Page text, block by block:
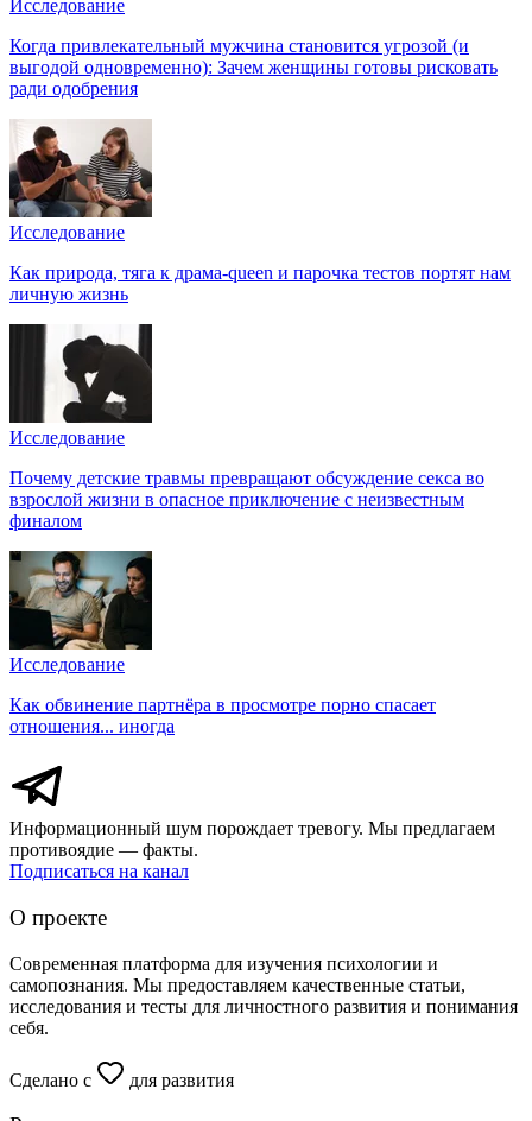
Исследование
Когда привлекательный мужчина становится угрозой (и
выгодой одновременно): Зачем женщины готовы рисковать
ради одобрения
Исследование
Как природа, тяга к драма-queen и парочка тестов портят нам
личную жизнь
Исследование
Почему детские травмы превращают обсуждение секса во
взрослой жизни в опасное приключение с неизвестным
финалом
Исследование
Как обвинение партнёра в просмотре порно спасает
отношения... иногда
Информационный шум порождает тревогу. Мы предлагаем
противоядие — факты.
Подписаться на канал
О проекте
Современная платформа для изучения психологии и
самопознания. Мы предоставляем качественные статьи,
исследования и тесты для личностного развития и понимания
себя.
Сделано с для развития